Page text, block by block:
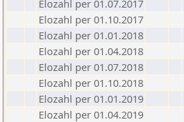
Elozahl per 01.07.2017
Elozahl per 01.10.2017
Elozahl per 01.01.2018
Elozahl per 01.04.2018
Elozahl per 01.07.2018
Elozahl per 01.10.2018
Elozahl per 01.01.2019
Elozahl per 01.04.2019